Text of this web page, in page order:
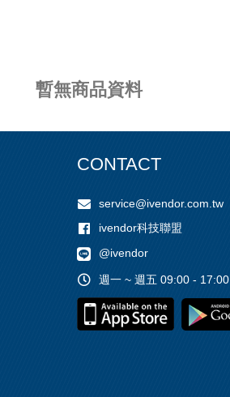
暫無商品資料
CONTACT
service@ivendor.com.tw
ivendor科技聯盟
@ivendor
週一 ~ 週五 09:00 - 17:00